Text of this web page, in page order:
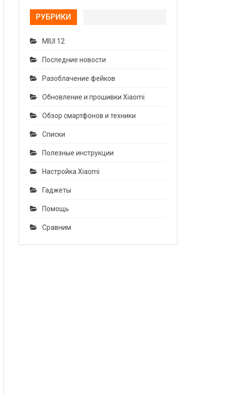
РУБРИКИ
MIUI 12
Последние новости
Разоблачение фейков
Обновление и прошивки Xiaomi
Обзор смартфонов и техники
Списки
Полезные инструкции
Настройка Xiaomi
Гаджеты
Помощь
Сравним